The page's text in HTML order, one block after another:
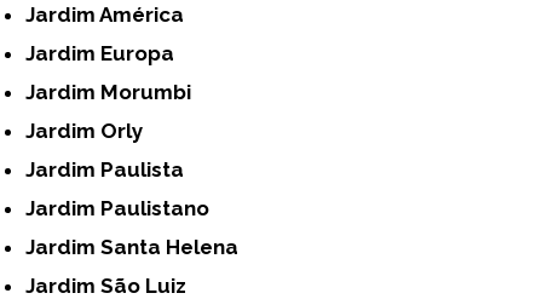
Jardim América
Jardim Europa
Jardim Morumbi
Jardim Orly
Jardim Paulista
Jardim Paulistano
Jardim Santa Helena
Jardim São Luiz